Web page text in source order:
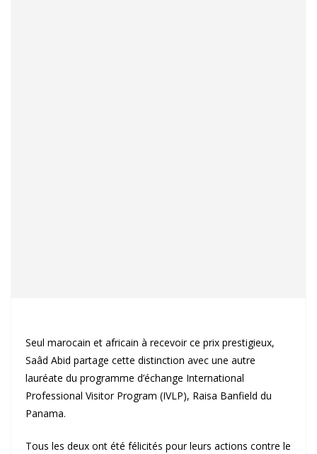
Seul marocain et africain à recevoir ce prix prestigieux,
Saâd Abid partage cette distinction avec une autre
lauréate du programme d’échange International
Professional Visitor Program (IVLP), Raisa Banfield du
Panama.
Tous les deux ont été félicités pour leurs actions contre le